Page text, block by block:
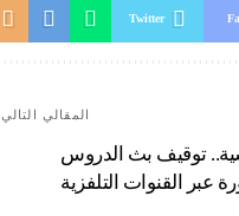
Twitter
المقالي التالي
توقيف بث الدروس
عبر القنوات التلفزية